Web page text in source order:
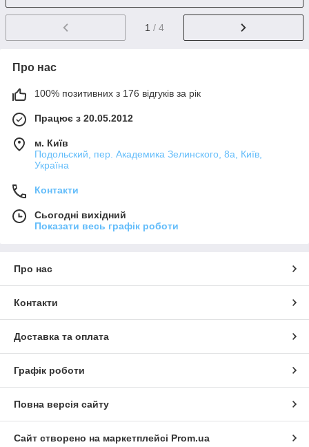
1 / 4
Про нас
100% позитивних з 176 відгуків за рік
Працює з 20.05.2012
м. Київ
Подольский, пер. Академика Зелинского, 8а, Київ,
Україна
Контакти
Сьогодні вихідний
Показати весь графік роботи
Про нас
Контакти
Доставка та оплата
Графік роботи
Повна версія сайту
Сайт створено на маркетплейсі Prom.ua